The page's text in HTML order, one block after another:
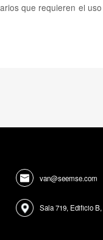
que requieren el
van@seemse.com
Sala 719, Edificio